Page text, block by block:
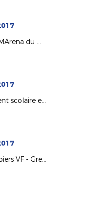
Evénement : le MMArena du Mans FC en mode Noël !
L'accompagnement scolaire en lumière avec l'Etoile Mouzillonnaise
National : Les Herbiers VF - Grenoble Foot 38 (0-1)